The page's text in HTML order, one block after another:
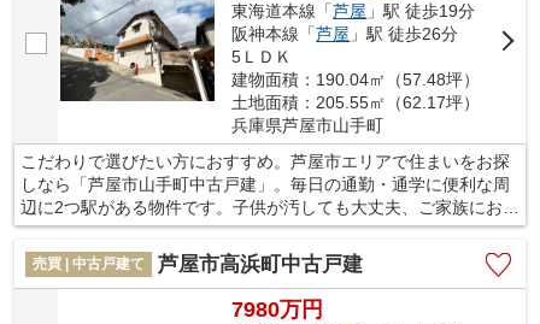
東海道本線「芦屋 」駅 徒歩19分
阪神本線「芦屋 」駅 徒歩26分
5ＬＤＫ
建物面積：190.04㎡（57.48坪）
土地面積：205.55㎡（62.17坪）
兵庫県芦屋市山手町
こだわりで選びたい方におすすめ。芦屋市エリアで住まいをお探
しなら「芦屋市山手町中古戸建」。毎日の通勤・通学に便利な周
辺に2つ駅がある物件です。子供が汚しても大丈夫、ご家族にお勧
めの中古の戸建て物件で新しい暮らしを。トイレが2ヶ所にあるの
で複数人でも快適に暮らせます。これから先、どんなお住まいで
生活をしたいですか。あなたの希望にかなうお住まい探しを、ぜ
ひ当社にお任せください。当社では様々な不動産をご用意してお
売買 | 中古戸建て 芦屋市高浜町中古戸建
7980万円